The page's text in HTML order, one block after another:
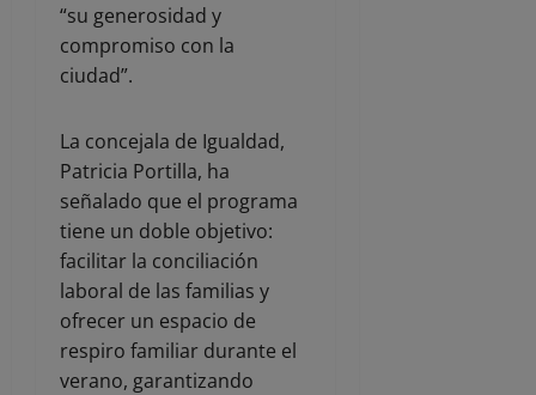
“su generosidad y
compromiso con la
ciudad”.
La concejala de Igualdad,
Patricia Portilla, ha
señalado que el programa
tiene un doble objetivo:
facilitar la conciliación
laboral de las familias y
ofrecer un espacio de
respiro familiar durante el
verano, garantizando